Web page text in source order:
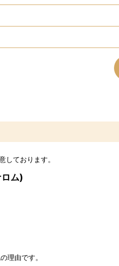
ております。
ム)
理由です。